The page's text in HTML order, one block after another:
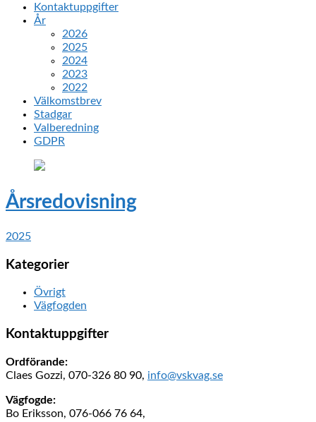
Kontaktuppgifter
År
2026
2025
2024
2023
2022
Välkomstbrev
Stadgar
Valberedning
GDPR
Årsredovisning
2025
Kategorier
Övrigt
Vägfogden
Kontaktuppgifter
Ordförande:
Claes Gozzi, 070-326 80 90, info@vskvag.se
Vägfogde:
Bo Eriksson, 076-066 76 64,